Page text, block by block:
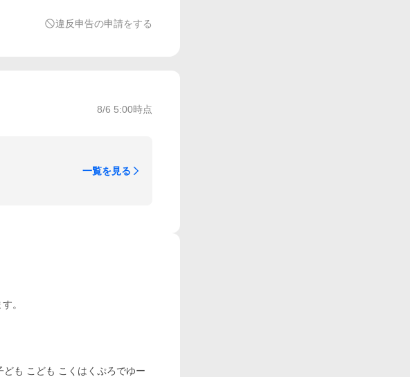
違反申告の申請をする
8/6 5:00時点
一覧を見る
。
も こども こくはくぷろでゆー